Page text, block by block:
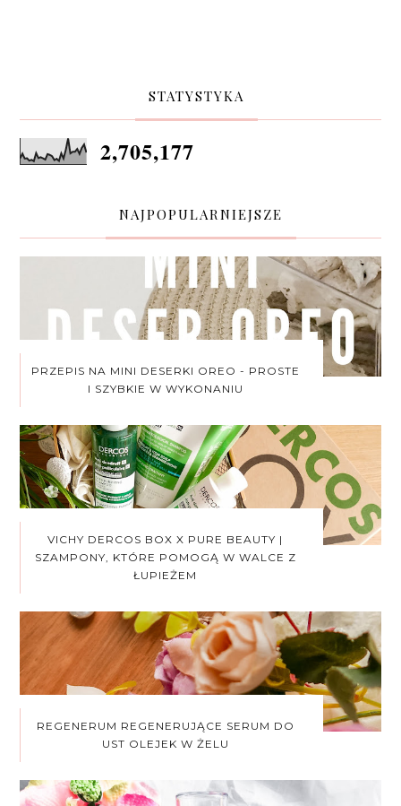
STATYSTYKA
2,705,177
NAJPOPULARNIEJSZE
PRZEPIS NA MINI DESERKI OREO - PROSTE
I SZYBKIE W WYKONANIU
VICHY DERCOS BOX X PURE BEAUTY |
SZAMPONY, KTÓRE POMOGĄ W WALCE Z
ŁUPIEŻEM
REGENERUM REGENERUJĄCE SERUM DO
UST OLEJEK W ŻELU